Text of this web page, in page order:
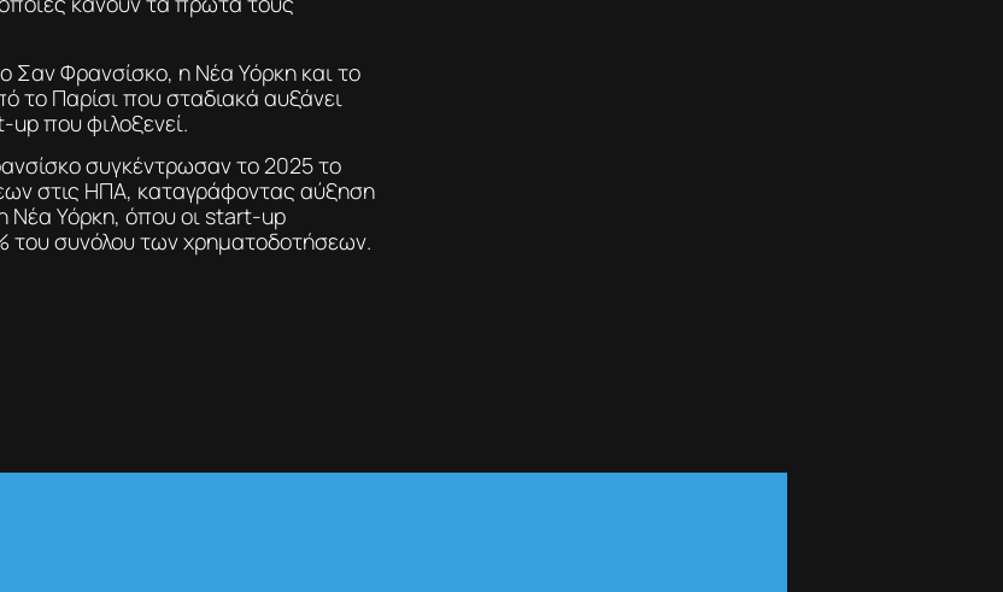
Σαν Φρανσίσκο, η Νέα Υόρκη και το
το Παρίσι που σταδιακά αυξάνει
που φιλοξενεί.
συγκέντρωσαν το 2025 το
στις ΗΠΑ, καταγράφοντας αύξηση
Νέα Υόρκη, όπου οι start-up
του συνόλου των χρηματοδοτήσεων.